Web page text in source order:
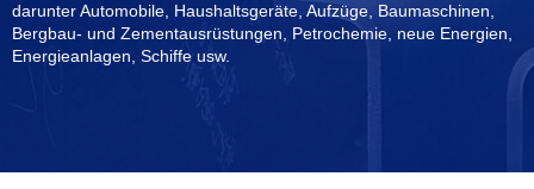
darunter Automobile, Haushaltsgeräte, Aufzüge, Baumaschinen,
Bergbau- und Zementausrüstungen, Petrochemie, neue Energien,
Energieanlagen, Schiffe usw.